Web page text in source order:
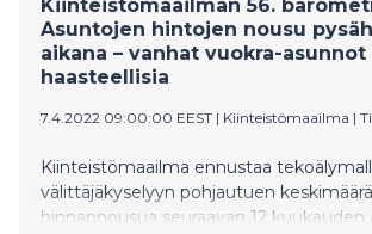
Kiinteistömaailman 56.
Asuntojen hintojen nousu
aikana – vanhat vuokra-asunnot
haasteellisia
7.4.2022 09:00:00 EEST | Kiinteistömaailma |
Kiinteistömaailma ennustaa
välittäjäkyselyyn pohjautuen
hinnannousua seuraavan 12 kuukauden